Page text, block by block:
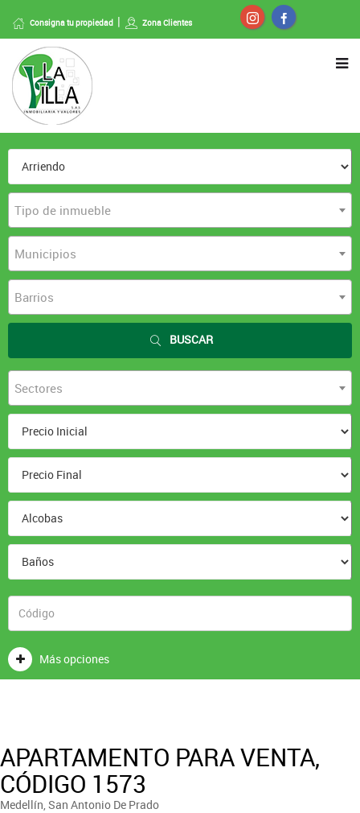
Consigna tu propiedad Zona Clientes
Tipo de inmueble
Municipios
Barrios
BUSCAR
Sectores
Más opciones
APARTAMENTO PARA VENTA,
CÓDIGO 1573
Medellín, San Antonio De Prado